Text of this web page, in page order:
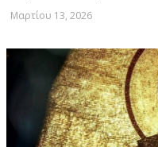
Μαρτίου 13, 2026